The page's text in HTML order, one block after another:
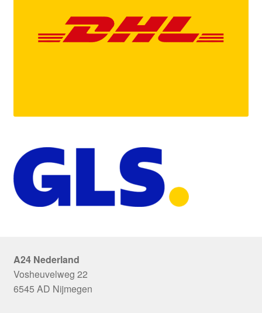
A24 Nederland
Vosheuvelweg 22
6545 AD Nijmegen